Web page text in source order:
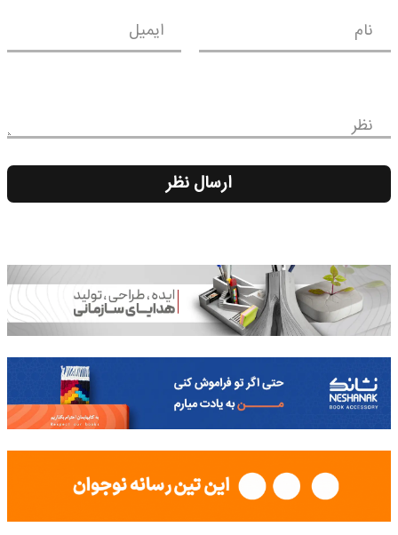
نام ایمیل
نظر
ارسال نظر